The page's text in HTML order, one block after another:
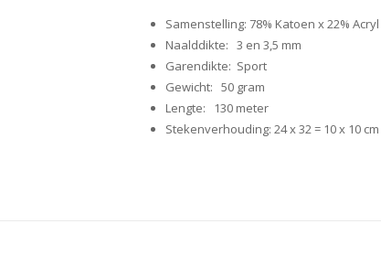
Samenstelling: 78% Katoen x 22% Acryl
Naalddikte: 3 en 3,5 mm
Garendikte: Sport
Gewicht: 50 gram
Lengte: 130 meter
Stekenverhouding: 24 x 32 = 10 x 10 cm